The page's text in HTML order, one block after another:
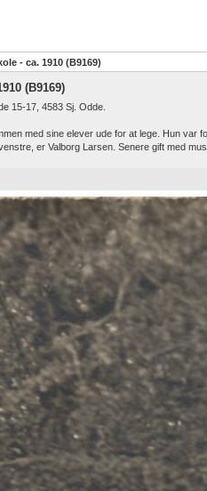
- ca. 1910 (B9169)
(B9169)
15-17, 4583 Sj. Odde.
med sine elever ude for at lege. Hun var
er Valborg Larsen. Senere gift med